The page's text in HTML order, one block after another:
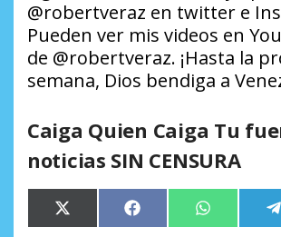
@robertveraz en twitter e
Pueden ver mis videos en
de @robertveraz. ¡Hasta la
semana, Dios bendiga a
Caiga Quien Caiga Tu
noticias SIN CENSURA
Compartir
en
X
(Twitter)
Compartir
en
Facebook Compartir
en
WhatsApp